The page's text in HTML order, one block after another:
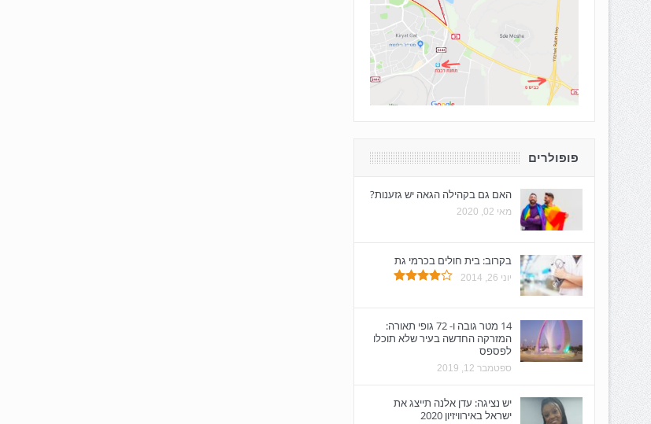
פופולרים
האם גם בקהילה הגאה יש גזענות?
מאי 02, 2020
בקרוב: בית חולים בכרמי גת
יוני 26, 2014
14 מטר גובה ו- 72 גופי תאורה:
המזרקה החדשה בעיר שלא תוכלו
לפספס
ספטמבר 12, 2019
יש נציגה: עדן אלנה תייצג את
ישראל באירוויזיון 2020